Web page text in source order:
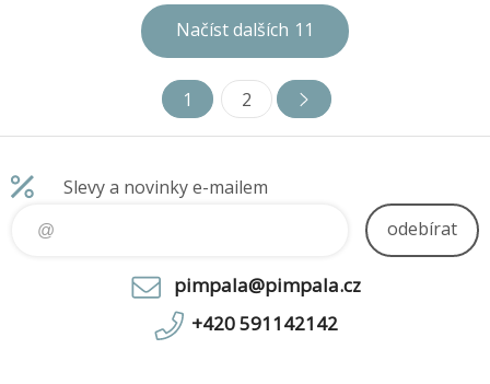
Genesis vyrobil radium 200,
kardioidní mikrofon s
zpracování zvuku, ideální pro
každé domácí studio nebo
hernu. Technické specifikace:
slotu pro paměťovou kartu.
Díky nahrávání oblíbených
nepotřebujete k přehrávání
smartphone s aktivní
datovou službou. Díky
Načíst dalších 11
1 2
Slevy a novinky e-mailem
odebírat
pimpala@pimpala.cz
+420 591142142